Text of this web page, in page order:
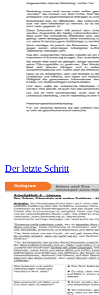
Der letzte Schritt